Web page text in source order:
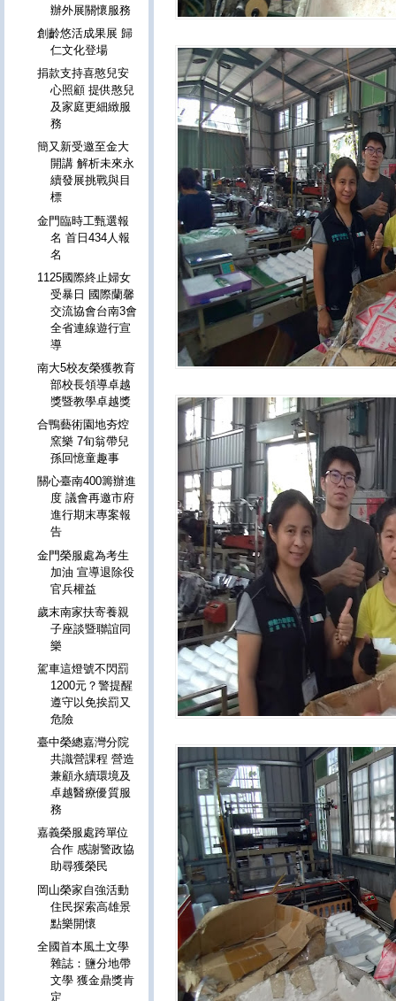
辦外展關懷服務
創齡悠活成果展 歸
仁文化登場
捐款支持喜憨兒安
心照顧 提供憨兒
及家庭更細緻服
務
簡又新受邀至金大
開講 解析未來永
續發展挑戰與目
標
金門臨時工甄選報
名 首日434人報
名
1125國際終止婦女
受暴日 國際蘭馨
交流協會台南3會
全省連線遊行宣
導
南大5校友榮獲教育
部校長領導卓越
獎暨教學卓越獎
合鴨藝術園地夯焢
窯樂 7旬翁帶兒
孫回憶童趣事
關心臺南400籌辦進
度 議會再邀市府
進行期末專案報
告
金門榮服處為考生
加油 宣導退除役
官兵權益
歲末南家扶寄養親
子座談暨聯誼同
樂
駕車這燈號不閃罰
1200元？警提醒
遵守以免挨罰又
危險
臺中榮總嘉灣分院
共識營課程 營造
兼顧永續環境及
卓越醫療優質服
務
嘉義榮服處跨單位
合作 感謝警政協
助尋獲榮民
岡山榮家自強活動
住民探索高雄景
點樂開懷
全國首本風土文學
雜誌：鹽分地帶
文學 獲金鼎獎肯
定